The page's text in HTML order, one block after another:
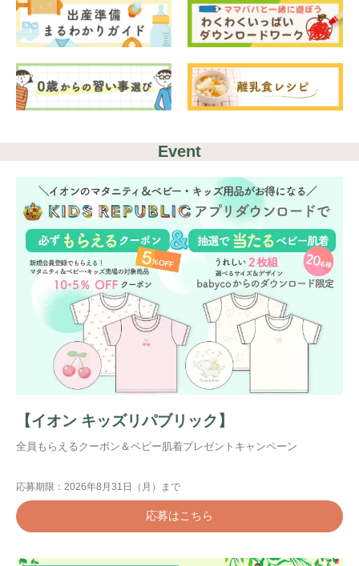
Event
【イオン キッズリパブリック】
全員もらえるクーポン＆ベビー肌着プレゼントキャンペーン
応募期限：2026年8月31日（月）まで
応募はこちら